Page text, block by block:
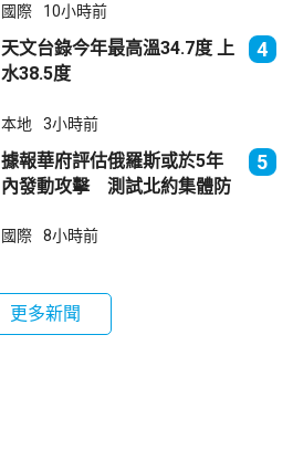
國際 10小時前
天文台錄今年最高溫34.7度 上
水38.5度
4
本地 3小時前
據報華府評估俄羅斯或於5年
內發動攻擊 測試北約集體防
5
國際 8小時前
更多新聞